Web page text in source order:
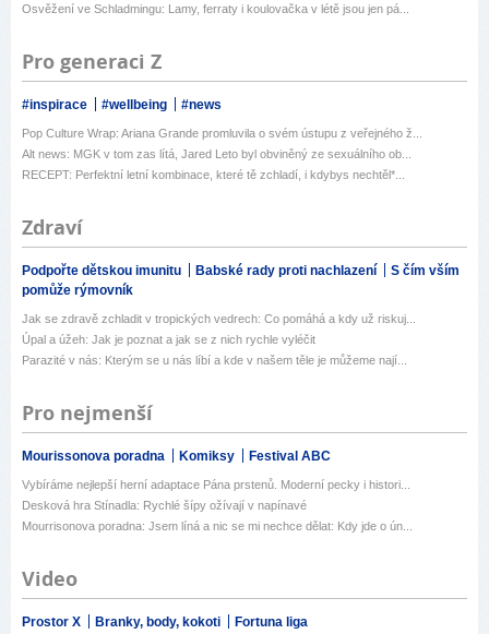
Osvěžení ve Schladmingu: Lamy, ferraty i koulovačka v létě jsou jen pá...
Pro generaci Z
#inspirace #wellbeing #news
Pop Culture Wrap: Ariana Grande promluvila o svém ústupu z veřejného ž...
Alt news: MGK v tom zas lítá, Jared Leto byl obviněný ze sexuálního ob...
RECEPT: Perfektní letní kombinace, které tě zchladí, i kdybys nechtěl*...
Zdraví
Podpořte dětskou imunitu Babské rady proti nachlazení
S čím vším
pomůže rýmovník
Jak se zdravě zchladit v tropických vedrech: Co pomáhá a kdy už riskuj...
Úpal a úžeh: Jak je poznat a jak se z nich rychle vyléčit
Parazité v nás: Kterým se u nás líbí a kde v našem těle je můžeme nají...
Pro nejmenší
Mourissonova poradna Komiksy Festival ABC
Vybíráme nejlepší herní adaptace Pána prstenů. Moderní pecky i histori...
Desková hra Stínadla: Rychlé šípy ožívají v napínavé
Mourrisonova poradna: Jsem líná a nic se mi nechce dělat: Kdy jde o ún...
Video
Prostor X Branky, body, kokoti Fortuna liga